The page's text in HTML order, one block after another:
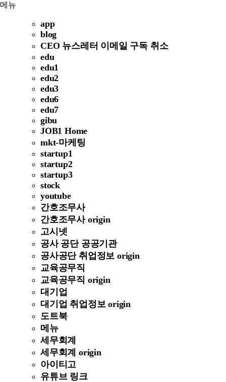
메뉴
app
blog
CEO 뉴스레터 이메일 구독 취소
edu
edu1
edu2
edu3
edu6
edu7
gibu
JOB1 Home
mkt-마케팅
startup1
startup2
startup3
stock
youtube
간호조무사
간호조무사 origin
고시넷
공사 공단 공공기관
공사공단 취업정보 origin
교육공무직
교육공무직 origin
대기업
대기업 취업정보 origin
도트북
메뉴
세무회계
세무회계 origin
아이티고
유튜브 링크